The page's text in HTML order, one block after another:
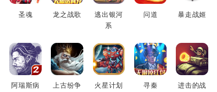
圣魂 龙之战歌
逃出银河
系
问道 暴走战姬
阿瑞斯病
上古纷争 火星计划 寻秦
进击的战